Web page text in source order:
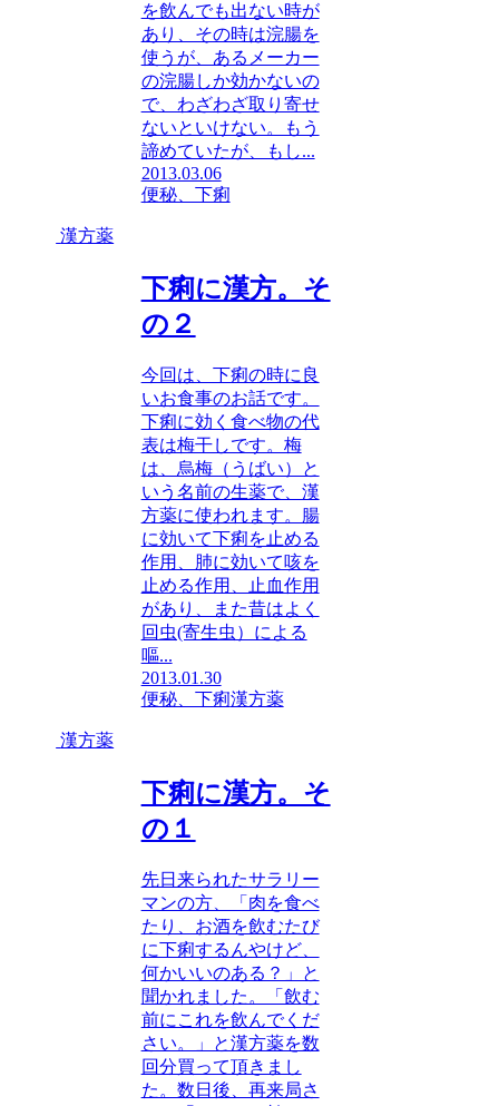
を飲んでも出ない時が
あり、その時は浣腸を
使うが、あるメーカー
の浣腸しか効かないの
で、わざわざ取り寄せ
ないといけない。もう
諦めていたが、もし...
2013.03.06
便秘、下痢
漢方薬
下痢に漢方。そ
の２
今回は、下痢の時に良
いお食事のお話です。
下痢に効く食べ物の代
表は梅干しです。梅
は、烏梅（うばい）と
いう名前の生薬で、漢
方薬に使われます。腸
に効いて下痢を止める
作用、肺に効いて咳を
止める作用、止血作用
があり、また昔はよく
回虫(寄生虫）による
嘔...
2013.01.30
便秘、下痢漢方薬
漢方薬
下痢に漢方。そ
の１
先日来られたサラリー
マンの方、「肉を食べ
たり、お酒を飲むたび
に下痢するんやけど、
何かいいのある？」と
聞かれました。「飲む
前にこれを飲んでくだ
さい。」と漢方薬を数
回分買って頂きまし
た。数日後、再来局さ